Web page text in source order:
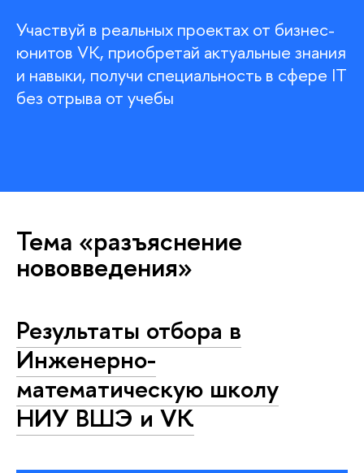
Участвуй в реальных проектах от бизнес-
юнитов VK, приобретай актуальные знания
и навыки, получи специальность в сфере IT
без отрыва от учебы
Тема «разъяснение
нововведения»
Результаты отбора в
Инженерно-
математическую школу
НИУ ВШЭ и VK